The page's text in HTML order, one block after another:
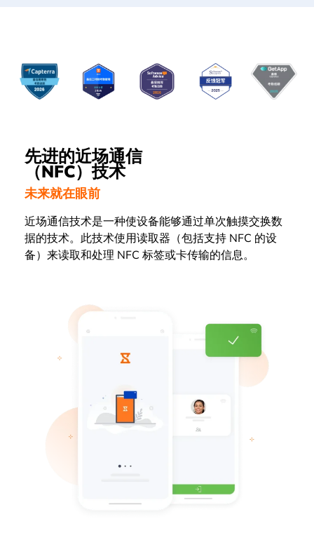
先进的近场通信
（NFC）技术
未来就在眼前
近场通信技术是一种使设备能够通过单次触摸交换数
据的技术。此技术使用读取器（包括支持 NFC 的设
备）来读取和处理 NFC 标签或卡传输的信息。